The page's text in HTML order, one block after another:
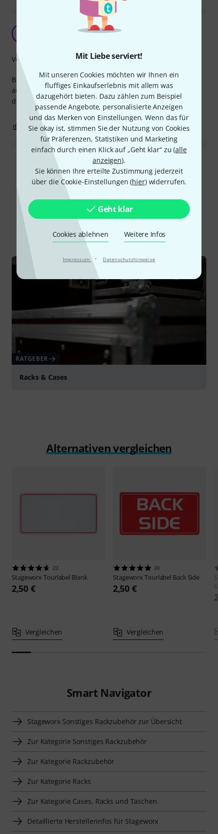
Mit Liebe serviert!
Mit unseren Cookies möchten wir Ihnen ein
fluffiges Einkaufserlebnis mit allem was
dazugehört bieten. Dazu zählen zum Beispiel
passende Angebote, personalisierte Anzeigen
und das Merken von Einstellungen. Wenn das für
Sie okay ist, stimmen Sie der Nutzung von Cookies
für Präferenzen, Statistiken und Marketing
einfach durch einen Klick auf „Geht klar“ zu (alle
anzeigen).
Sie können Ihre erteilte Zustimmung jederzeit
über die Cookie-Einstellungen (hier) widerrufen.
Geht klar
Cookies ablehnen Weitere Infos
Impressum · Datenschutzhinweise
Wegweisend
Bei nur als lustiger Sticker für das Rack ... neben allen
anderen Stickern. Bei meinem Rock, muss eigentlich nicht
dargestellt werden wo oben ist.
Verarbeitung
0 BEWERTUNG MELDEN
Alle Bewertungen lesen
Schon gewusst?
Alle Ratgeber
RATGEBER
Racks & Cases
Alternativen vergleichen
22
StageworxTourlabel Blank
2,50 €
Vergleichen
28
StageworxTourlabel Back Side
2,50 €
Vergleichen
Smart Navigator
Stageworx Sonstiges Rackzubehör zur Übersicht
Zur Kategorie Sonstiges Rackzubehör
Zur Kategorie Rackzubehör
Zur Kategorie Racks
Zur Kategorie Cases, Racks und Taschen
Detaillierte Herstellerinfos für Stageworx